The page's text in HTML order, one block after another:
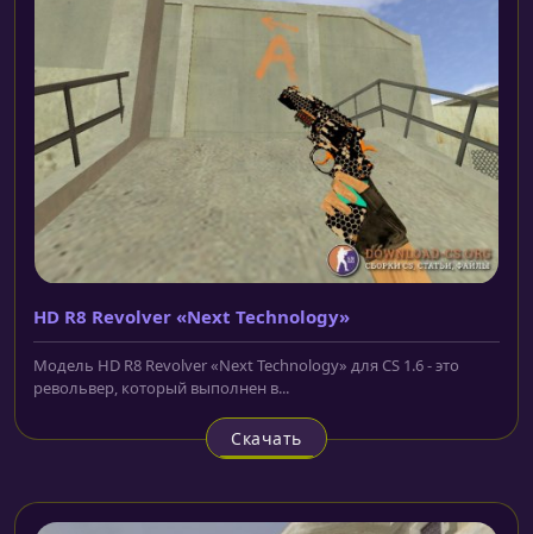
HD R8 Revolver «Next Technology»
Модель HD R8 Revolver «Next Technology» для CS 1.6 - это
револьвер, который выполнен в...
Скачать